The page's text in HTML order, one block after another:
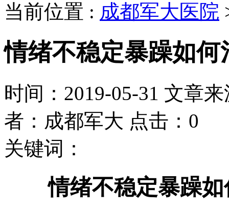
当前位置 : 成都军大医院
情绪不稳定暴躁如
时间：2019-05-31 文章
者：成都军大 点击：0
关键词：
情绪不稳定暴躁如